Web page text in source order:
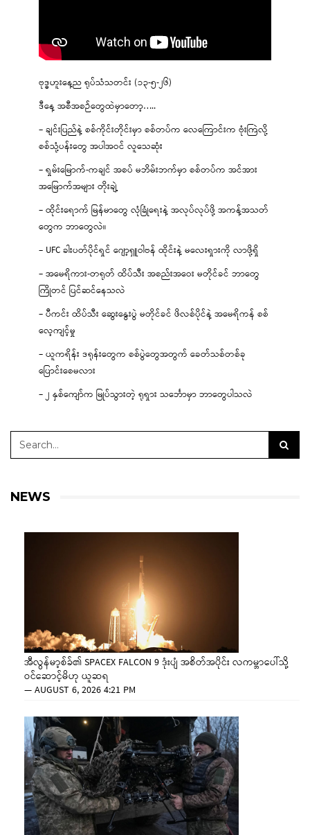
ဗုဒ္ဓဟူးနေ့ည ရုပ်သံသတင်း (၁၃-၅-၂၆)
ဒီနေ့ အစီအစဉ်တွေထဲမှာတော့…..
– ချင်းပြည်နဲ့ စစ်ကိုင်းတိုင်းမှာ စစ်တပ်က လေကြောင်းက ဗုံးကြဲလို့
စစ်သုံ့ပန်းတွေ အပါအဝင် လူသေဆုံး
– ရှမ်းမြောက်-ကချင် အစပ် မဘိမ်းဘက်မှာ စစ်တပ်က အင်အား
အမြောက်အများ တိုးချဲ့
– ထိုင်းရောက် မြန်မာတွေ လုံခြုံရေးနဲ့ အလုပ်လုပ်ဖို့ အကန့်အသတ်
တွေက ဘာတွေလဲ။
– UFC ခါးပတ်ပိုင်ရှင် ဂျော့ရှူဝါဗန် ထိုင်းနဲ့ မလေးရှားကို လာဖို့ရှိ
– အမေရိကား-တရုတ် ထိပ်သီး အစည်းအဝေး မတိုင်ခင် ဘာတွေ
ကြိုတင် ပြင်ဆင်နေသလဲ
– ပီကင်း ထိပ်သီး ဆွေးနွေးပွဲ မတိုင်ခင် ဖိလစ်ပိုင်နဲ့ အမေရိကန် စစ်
လေ့ကျင့်မှု
– ယူကရိန်း ဒရုန်းတွေက စစ်ပွဲတွေအတွက် ခေတ်သစ်တစ်ခု
ပြောင်းစေမလား
– ၂ နှစ်ကျော်က မြုပ်သွားတဲ့ ရုရှား သင်္ဘောမှာ ဘာတွေပါသလဲ
NEWS
အီလွန်မာ့စ်ခ်၏ SPACEX FALCON 9 ဒုံးပျံ အစိတ်အပိုင်း လကမ္ဘာပေါ်သို့
ဝင်ဆောင့်မိဟု ယူဆရ
—AUGUST 6, 2026 4:21 PM